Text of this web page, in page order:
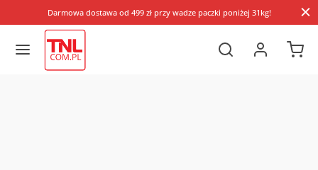
Darmowa dostawa od 499 zł przy wadze paczki poniżej 31kg!